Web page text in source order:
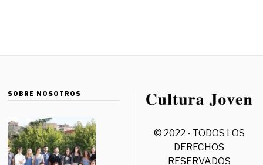
SOBRE NOSOTROS
© 2022 - TODOS LOS
DERECHOS
RESERVADOS